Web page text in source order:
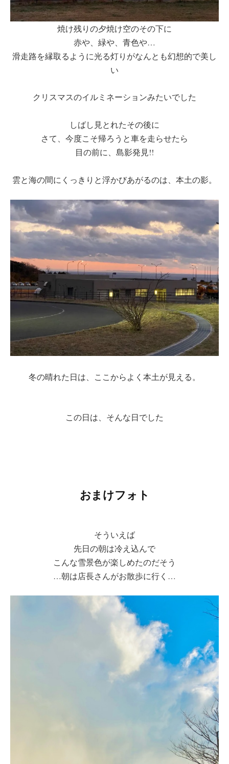
焼け残りの夕焼け空のその下に
赤や、緑や、青色や…
滑走路を縁取るように光る灯りがなんとも幻想的で美し
い
クリスマスのイルミネーションみたいでした
しばし見とれたその後に
さて、今度こそ帰ろうと車を走らせたら
目の前に、島影発見!!
雲と海の間にくっきりと浮かびあがるのは、本土の影。
冬の晴れた日は、ここからよく本土が見える。
この日は、そんな日でした
おまけフォト
そういえば
先日の朝は冷え込んで
こんな雪景色が楽しめたのだそう
…朝は店長さんがお散歩に行く…